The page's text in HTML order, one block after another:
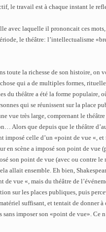
le travail est à chaque instant le
avec laquelle il prononcait ces
le théâtre: l’intellectualisme
toute la richesse de son histoire, on
qui a de multiples formes,
du théâtre a été la forme populaire,
qui se réunissent sur la place
vue très large, comprenant le
Alors que depuis que le théâtre
imposé celle d’un «point de vue «,
en scène a imposé son point de vue
son point de vue (avec ou contre le
allait ensemble. Eh bien,
de vue «, mais du théâtre de
sur les places publiques, puis
suffisant, et tentait de donner à
imposer son «point de vue». Ce